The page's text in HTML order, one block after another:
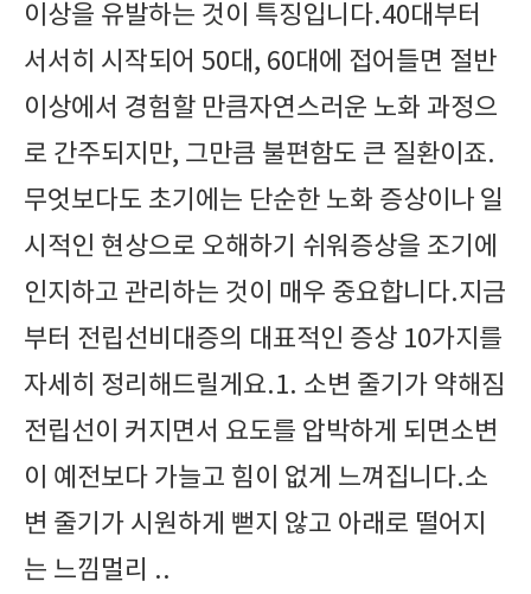
이상을 유발하는 것이 특징입니다.40대부터
서서히 시작되어 50대, 60대에 접어들면 절반
이상에서 경험할 만큼자연스러운 노화 과정으
로 간주되지만, 그만큼 불편함도 큰 질환이죠.
무엇보다도 초기에는 단순한 노화 증상이나 일
시적인 현상으로 오해하기 쉬워증상을 조기에
인지하고 관리하는 것이 매우 중요합니다.지금
부터 전립선비대증의 대표적인 증상 10가지를
자세히 정리해드릴게요.1. 소변 줄기가 약해짐
전립선이 커지면서 요도를 압박하게 되면소변
이 예전보다 가늘고 힘이 없게 느껴집니다.소
변 줄기가 시원하게 뻗지 않고 아래로 떨어지
는 느낌멀리 ..